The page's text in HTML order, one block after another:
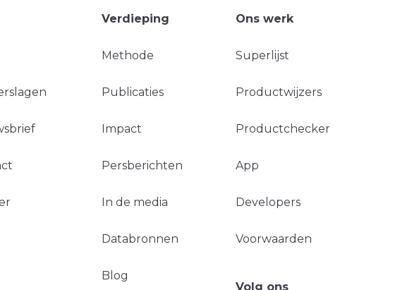
Verdieping
Methode
Publicaties
Impact
Persberichten
In de media
Databronnen
Blog
Ons werk
Superlijst
Productwijzers
Productchecker
App
Developers
Voorwaarden
Volg ons